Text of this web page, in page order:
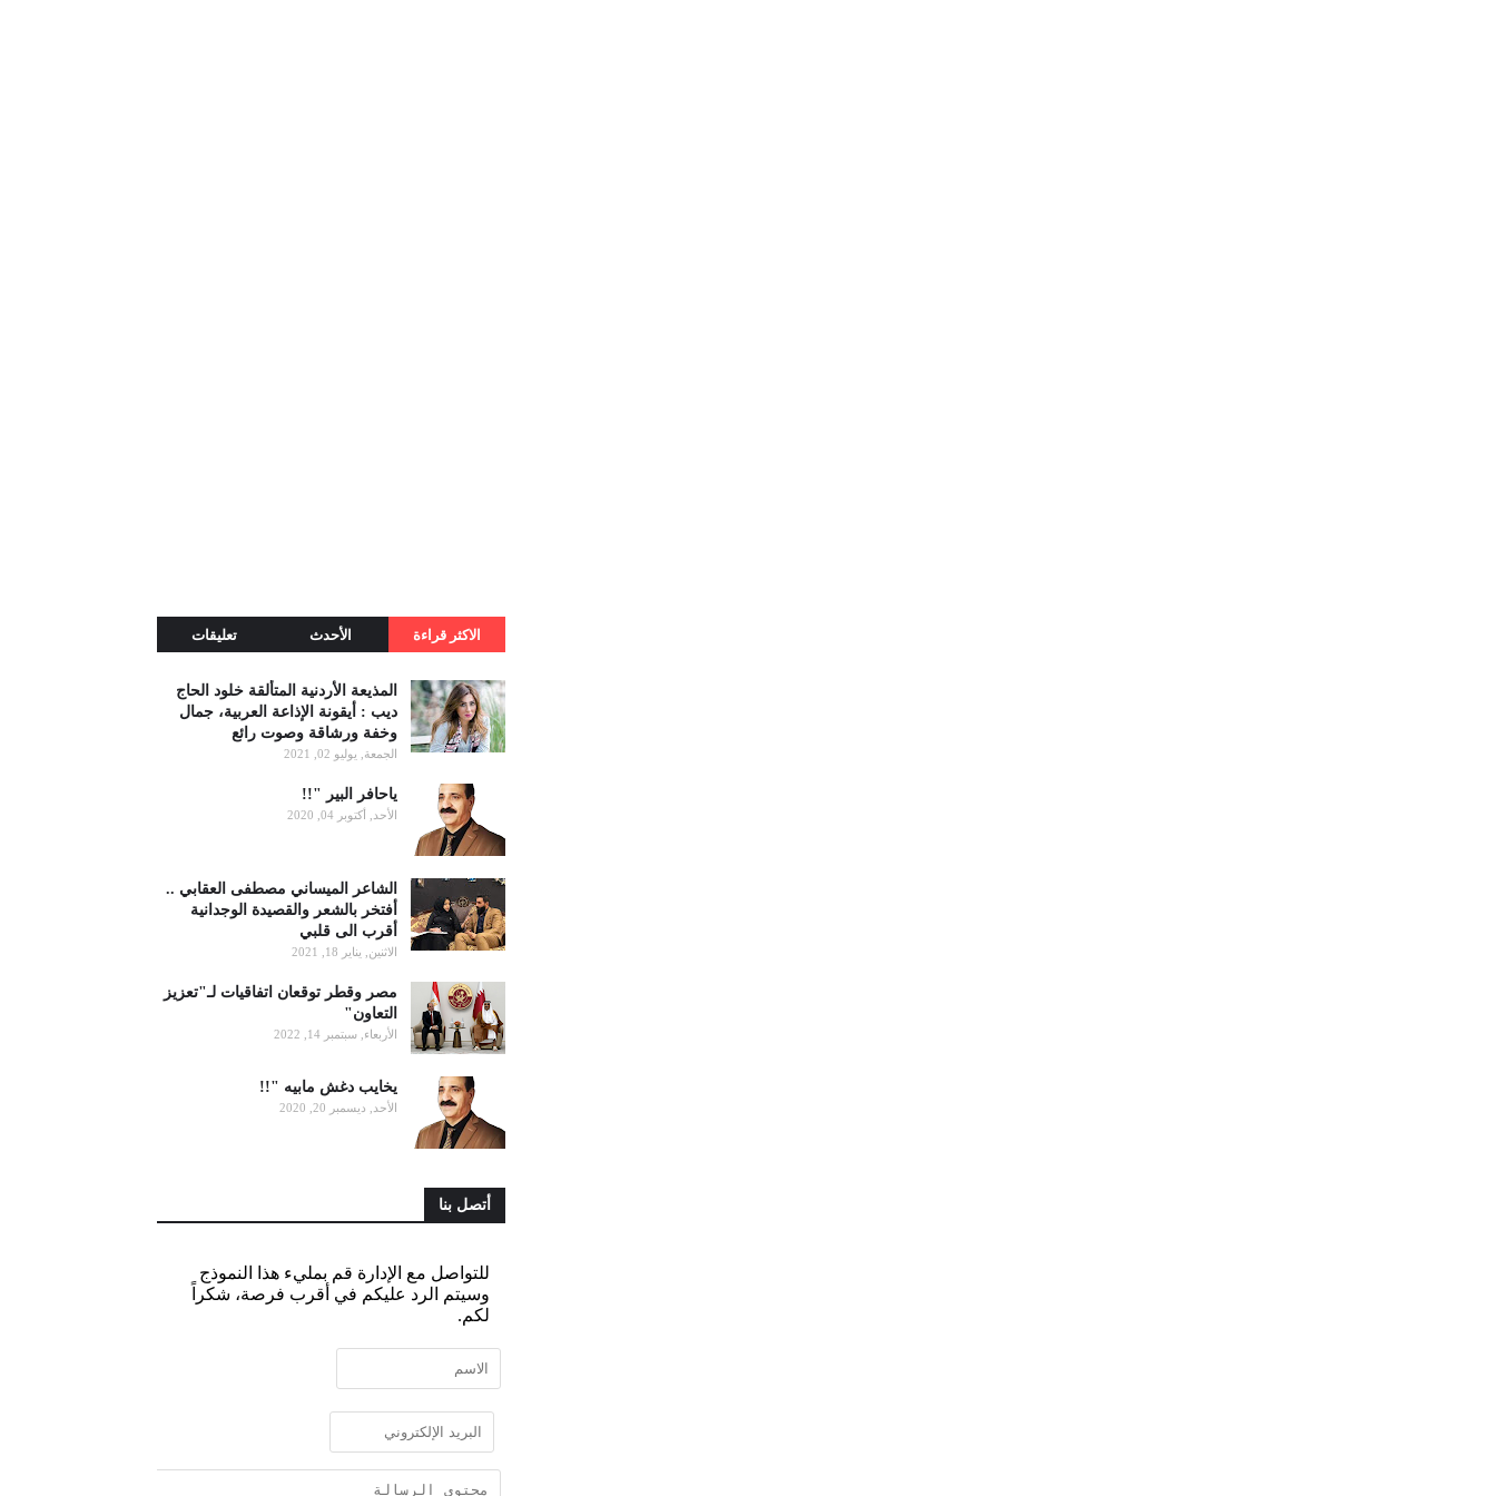
الاكثر قراءة الأحدث تعليقات
المذيعة الأردنية المتألقة خلود الحاج
ديب : أيقونة الإذاعة العربية، جمال
وخفة ورشاقة وصوت رائع
الجمعة, يوليو 02, 2021
ياحافر البير "!!
الأحد, أكتوبر 04, 2020
الشاعر الميساني مصطفى العقابي ..
أفتخر بالشعر والقصيدة الوجدانية
أقرب الى قلبي
الاثنين, يناير 18, 2021
مصر وقطر توقعان اتفاقيات لـ"تعزيز
التعاون"
الأربعاء, سبتمبر 14, 2022
يخايب دغش مابيه "!!
الأحد, ديسمبر 20, 2020
أتصل بنا
للتواصل مع الإدارة قم بمليء هذا النموذج
وسيتم الرد عليكم في أقرب فرصة، شكراً
لكم.